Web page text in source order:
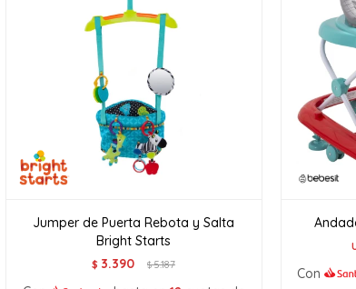
Jumper de Puerta Rebota y Salta
Bright Starts
$ 3.390 $5.187
Con